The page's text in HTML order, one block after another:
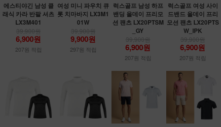
에스티야긴 남성 클
래식 카라 반팔 셔츠
LX3M401
6,900원
207원 적립
여성 미니 파우치 큐
롯 치마바지 LX3M1
01W
9,900원
297원 적립
럭스골프 남성 하프
밴딩 올데이 프리모
션 팬츠 LX20PTSM
_GY
6,900원
207원 적립
럭스골프 여성 사이
드밴드 올데이 프리
모션 팬츠 LX20PTS
W_IPK
6,900원
207원 적립